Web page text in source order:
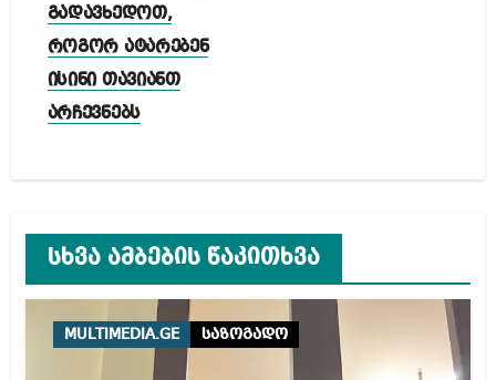
გადავხედოთ,
როგორ ატარებენ
ისინი თავიანთ
არჩევნებს
სხვა ამბების წაკითხვა
MULTIMEDIA.GE საზოგადო